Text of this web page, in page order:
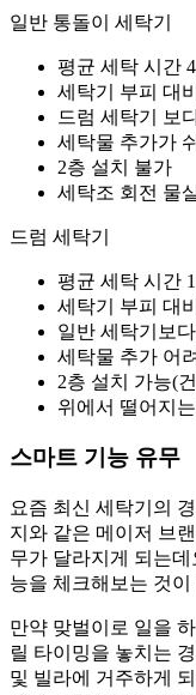
일반 통돌이 세탁기
평균 세탁 시간
세탁기 부피 대
드럼 세탁기 보
세탁물 추가가
2층 설치 불가
세탁조 회전 물
드럼 세탁기
평균 세탁 시간
세탁기 부피 대
일반 세탁기보
세탁물 추가 어
2층 설치 가능(
위에서 떨어지
스마트 기능 유무
요즘 최신 세탁기의
지와 같은 메이저 브
무가 달라지게 되는데
능을 체크해보는 것이
만약 맞벌이로 일을
릴 타이밍을 놓치는
및 빌라에 거주하게